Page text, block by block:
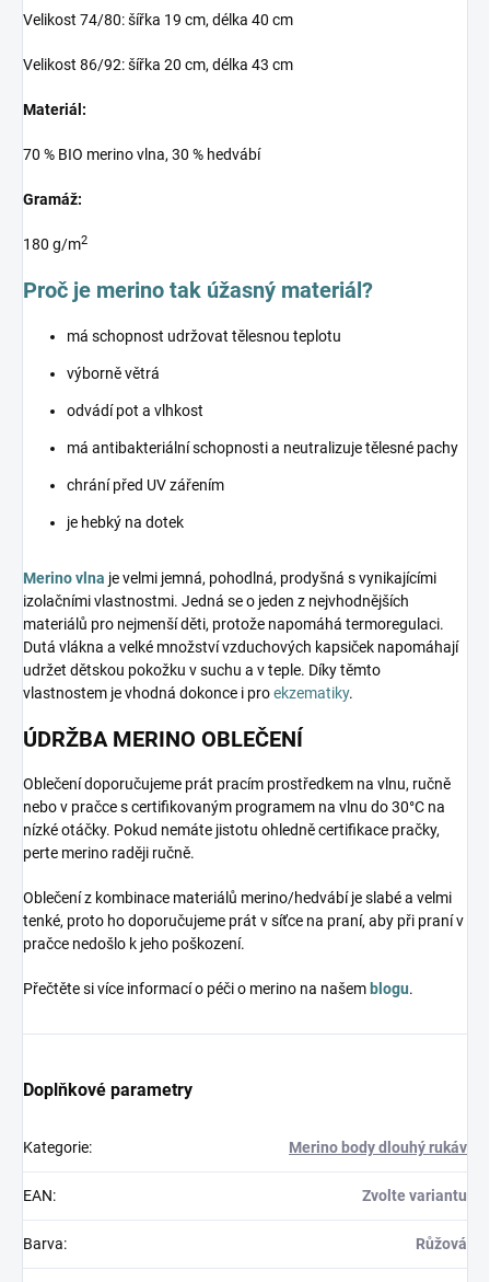
Velikost 74/80: šířka 19 cm, délka 40 cm
Velikost 86/92: šířka 20 cm, délka 43 cm
Materiál:
70 % BIO merino vlna, 30 % hedvábí
Gramáž:
180 g/m2
Proč je merino tak úžasný materiál?
má schopnost udržovat tělesnou teplotu
výborně větrá
odvádí pot a vlhkost
má antibakteriální schopnosti a neutralizuje tělesné pachy
chrání před UV zářením
je hebký na dotek
Merino vlna je velmi jemná, pohodlná, prodyšná s vynikajícími
izolačními vlastnostmi. Jedná se o jeden z nejvhodnějších
materiálů pro nejmenší děti, protože napomáhá termoregulaci.
Dutá vlákna a velké množství vzduchových kapsiček napomáhají
udržet dětskou pokožku v suchu a v teple. Díky těmto
vlastnostem je vhodná dokonce i proekzematiky.
ÚDRŽBA MERINO OBLEČENÍ
Oblečení doporučujeme prát pracím prostředkem na vlnu, ručně
nebo v pračce s certifikovaným programem na vlnu do 30°C na
nízké otáčky. Pokud nemáte jistotu ohledně certifikace pračky,
perte merino raději ručně.
Oblečení z kombinace materiálů merino/hedvábí je slabé a velmi
tenké, proto ho doporučujeme prát v síťce na praní, aby při praní v
pračce nedošlo k jeho poškození.
Přečtěte si více informací o péči o merino na našem blogu.
Doplňkové parametry
Kategorie: Merino body dlouhý rukáv
EAN: Zvolte variantu
Barva: Růžová